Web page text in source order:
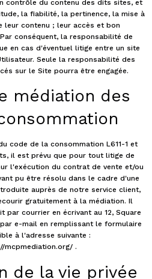
contrôle du contenu des dits sites, et
la fiabilité, la pertinence, la mise à
leur contenu ; leur accès et bon
conséquent, la responsabilité de
en cas d'éventuel litige entre un site
Seule la responsabilité des
sur le Site pourra être engagée.
médiation des
code de la consommation L611-1 et
il est prévu que pour tout litige de
l'exécution du contrat de vente et/ou
pu être résolu dans le cadre d'une
auprès de notre service client,
gratuitement à la médiation. Il
par courrier en écrivant au 12, Square
e-mail en remplissant le formulaire
à l'adresse suivante :
mcpmediation.org/ .
de la vie privée